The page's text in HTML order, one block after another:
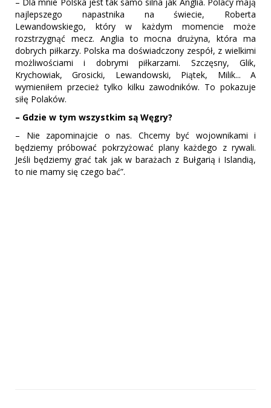
– Dla mnie Polska jest tak samo silna jak Anglia. Polacy mają
najlepszego napastnika na świecie, Roberta
Lewandowskiego, który w każdym momencie może
rozstrzygnąć mecz. Anglia to mocna drużyna, która ma
dobrych piłkarzy. Polska ma doświadczony zespół, z wielkimi
możliwościami i dobrymi piłkarzami. Szczęsny, Glik,
Krychowiak, Grosicki, Lewandowski, Piątek, Milik... A
wymieniłem przecież tylko kilku zawodników. To pokazuje
siłę Polaków.
– Gdzie w tym wszystkim są Węgry?
– Nie zapominajcie o nas. Chcemy być wojownikami i
będziemy próbować pokrzyżować plany każdego z rywali.
Jeśli będziemy grać tak jak w barażach z Bułgarią i Islandią,
to nie mamy się czego bać”.